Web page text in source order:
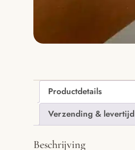
Productdetails
Verzending & levertijd
Beschrijving